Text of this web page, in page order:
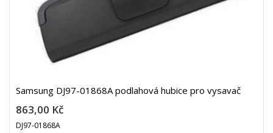
Samsung DJ97-01868A podlahová hubice pro vysavač
863,00 Kč
DJ97-01868A